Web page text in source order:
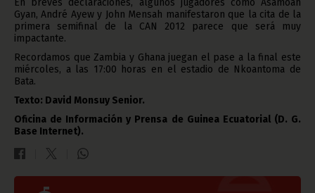
En breves declaraciones, algunos jugadores como Asamoah
Gyan, André Ayew y John Mensah manifestaron que la cita de la
primera semifinal de la CAN 2012 parece que será muy
impactante.
Recordamos que Zambia y Ghana juegan el pase a la final este
miércoles, a las 17:00 horas en el estadio de Nkoantoma de
Bata.
Texto: David Monsuy Senior.
Oficina de Información y Prensa de Guinea Ecuatorial (D. G.
Base Internet).